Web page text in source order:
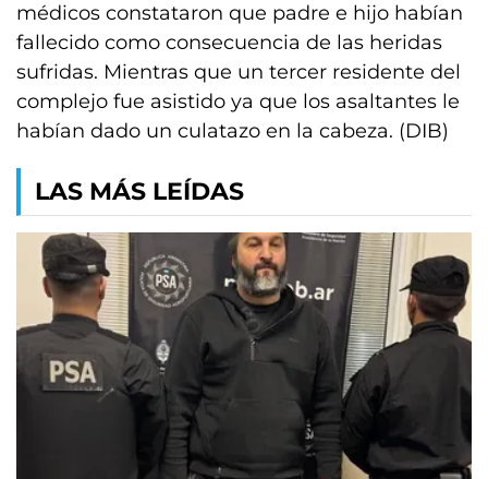
médicos constataron que padre e hijo habían
fallecido como consecuencia de las heridas
sufridas. Mientras que un tercer residente del
complejo fue asistido ya que los asaltantes le
habían dado un culatazo en la cabeza. (DIB)
LAS MÁS LEÍDAS